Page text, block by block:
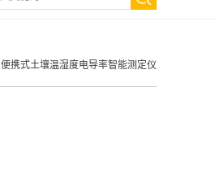
便携式土壤温湿度电导率智能测定仪